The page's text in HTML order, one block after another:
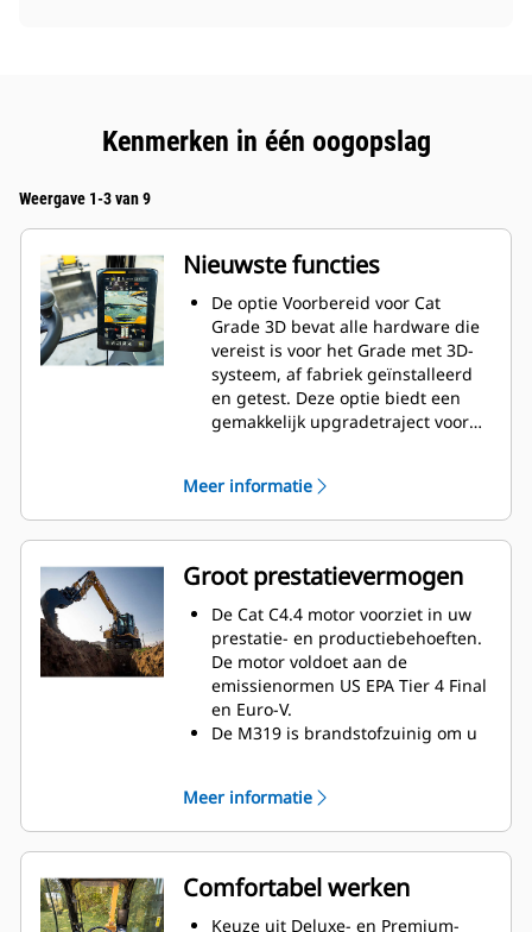
Kenmerken in één oogopslag
Weergave 1-3 van 9
Nieuwste functies
De optie Voorbereid voor Cat
Grade 3D bevat alle hardware die
vereist is voor het Grade met 3D-
systeem, af fabriek geïnstalleerd
en getest. Deze optie biedt een
gemakkelijk upgradetraject voor
toevoegen. Neem voor activering
contact op met uw Cat Dealer voor
aanschaf van de vereiste 3D
softwarelicenties. Licenties kunnen
op afstand worden geïnstalleerd
of handmatig in de machine
worden geladen.
Meer informatie
Groot prestatievermogen
De Cat C4.4 motor voorziet in uw
prestatie- en productiebehoeften.
De motor voldoet aan de
emissienormen US EPA Tier 4 Final
en Euro-V.
De M319 is brandstofzuinig om u
Werk met vertrouwen in krappe
ruimtes. U kunt graven, zwenken
en storten binnen een werkruimte.
Comfortabel reizen tussen locaties
met reissnelheden tot 35 km/h
(21.7 mph).
Meer informatie
Comfortabel werken
Keuze uit Deluxe- en Premium-